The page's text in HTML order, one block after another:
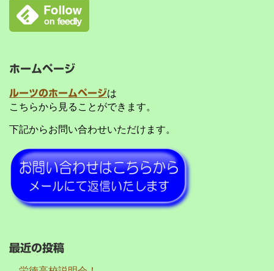
ホームページ
ルーツのホームページは
こちらから見ることができます。
下記からお問い合わせいただけます。
最近の投稿